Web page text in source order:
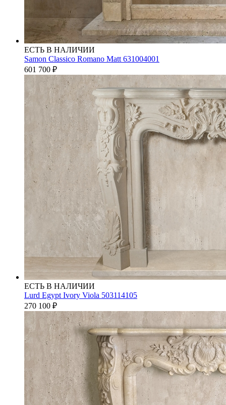
ЕСТЬ В НАЛИЧИИ
Samon Classico Romano Matt 631004001
601 700 ₽
ЕСТЬ В НАЛИЧИИ
Lurd Egypt Ivory Viola 503114105
270 100 ₽